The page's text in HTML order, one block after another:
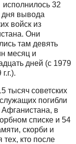
исполнилось 32
дня вывода
войск из
Они
там девять
месяц и
дней (с 1979
тысяч советских
погибли
Афганистана, в
списке и 54
скорби и
кто после